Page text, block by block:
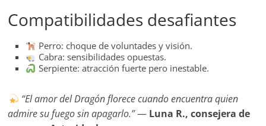
Compatibilidades desafiantes
Perro: choque de voluntades y visión.
Cabra: sensibilidades opuestas.
Serpiente: atracción fuerte pero inestable.
“El amor del Dragón florece cuando encuentra quien
admire su fuego sin apagarlo.”— Luna R., consejera de